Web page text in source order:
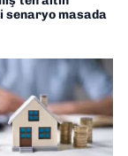
senaryo masada